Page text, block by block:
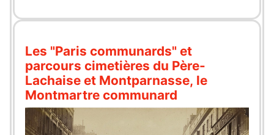
Les "Paris communards" et
parcours cimetières du Père-
Lachaise et Montparnasse, le
Montmartre communard